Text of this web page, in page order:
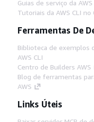
Guias de serviço da AWS
Tutoriais da AWS CLI no
Ferramentas De
Biblioteca de exemplos
AWS CLI
Centro de Builders AWS
Blog de ferramentas
AWS
Links Úteis